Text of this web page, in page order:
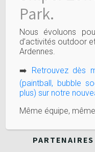
Activités
Tarifs
Special events
Préparez votre
Jobs
Politique de
Règles de
PARTENAIRES
Park.
Nous évoluons
d’activités outdoor
Ardennes.
➡️ Retrouvez dès
(paintball, bubble
plus) sur notre
Même équipe,